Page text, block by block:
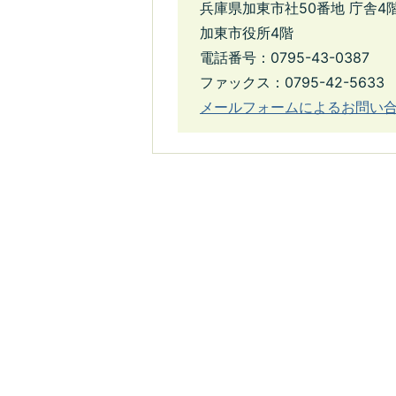
兵庫県加東市社50番地 庁舎4
加東市役所4階
電話番号：0795-43-0387
ファックス：0795-42-5633
メールフォームによるお問い